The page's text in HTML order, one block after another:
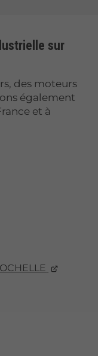
sur
des moteurs
également
et à